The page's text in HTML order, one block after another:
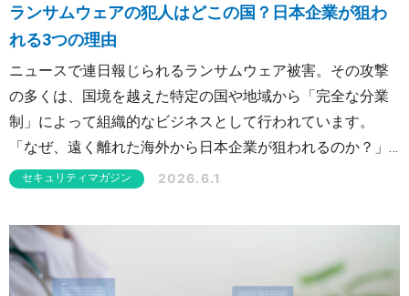
ランサムウェアの犯人はどこの国？日本企業が狙わ
れる3つの理由
ニュースで連日報じられるランサムウェア被害。その攻撃
の多くは、国境を越えた特定の国や地域から「完全な分業
制」によって組織的なビジネスとして行われています。
「なぜ、遠く離れた海外から日本企業が狙われるのか？」
本記事では、ビジネス化が進むサイバー犯罪の犯人像に迫
由と、事業継続を守るための現実的な防御策を解説しま
す。
セキュリティマガジン 2026.6.1